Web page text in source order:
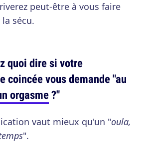
peut-être à vous faire
sécu.
quoi dire si votre
vous demande "au
orgasme?"
vaut mieux qu'un "oula,
".